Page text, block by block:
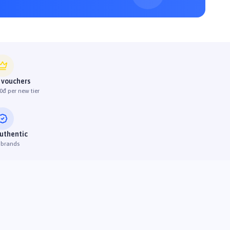
per new tier